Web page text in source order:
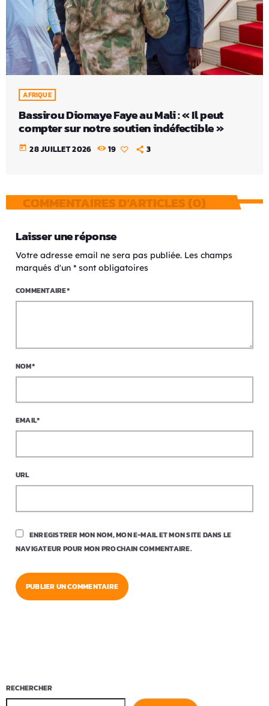
AFRIQUE
Bassirou Diomaye Faye au Mali : « Il peut
compter sur notre soutien indéfectible »
today 28 JUILLET 2026 19 3
COMMENTAIRES D’ARTICLES (0)
Laisser une réponse
Votre adresse email ne sera pas publiée. Les champs
marqués d'un * sont obligatoires
COMMENTAIRE*
NOM*
EMAIL*
URL
ENREGISTRER MON NOM, MON E-MAIL ET MON SITE DANS LE
NAVIGATEUR POUR MON PROCHAIN COMMENTAIRE.
RECHERCHER